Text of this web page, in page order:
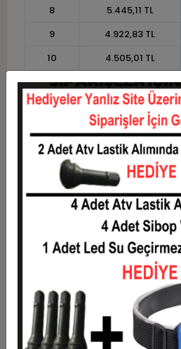
8
5.445,11 TL
9
4.922,83 TL
10
4.505,01 TL
11
4.129,31 TL
12
3.847,25 TL
Taksit Taksit Tutarı
1
37.231,49 TL
18.615,74 TL
3
13.279,23 TL
10.145,58 TL
5
8.265,39 TL
6
7.011,93 TL
7
6.116,60 TL